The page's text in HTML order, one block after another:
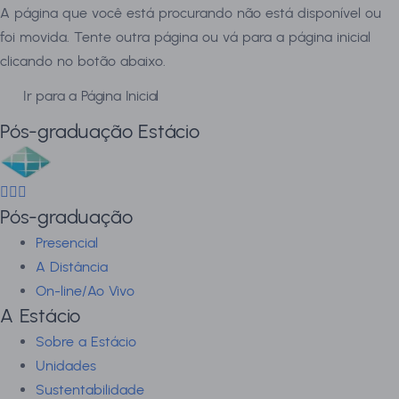
A página que você está procurando não está disponível ou
foi movida. Tente outra página ou vá para a página inicial
clicando no botão abaixo.
Ir para a Página Inicial
Pós-graduação Estácio
Pós-graduação
Presencial
A Distância
On-line/Ao Vivo
A Estácio
Sobre a Estácio
Unidades
Sustentabilidade